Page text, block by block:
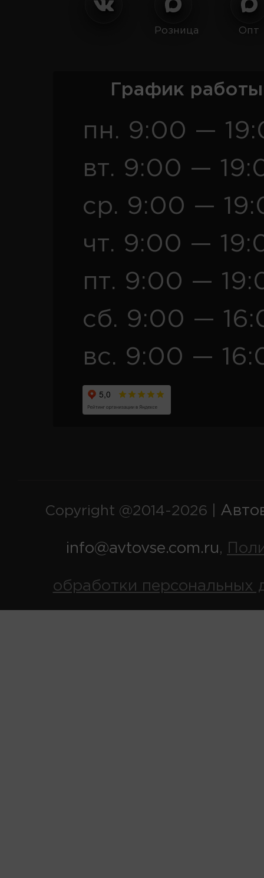
Розница Опт
График
пн. 9:00 —
вт. 9:00 —
ср. 9:00 —
чт. 9:00 —
пт. 9:00 —
сб. 9:00 —
вс. 9:00 —
Copyright @2014-2026 |
info@avtovse.com.ru,
обработки персональных